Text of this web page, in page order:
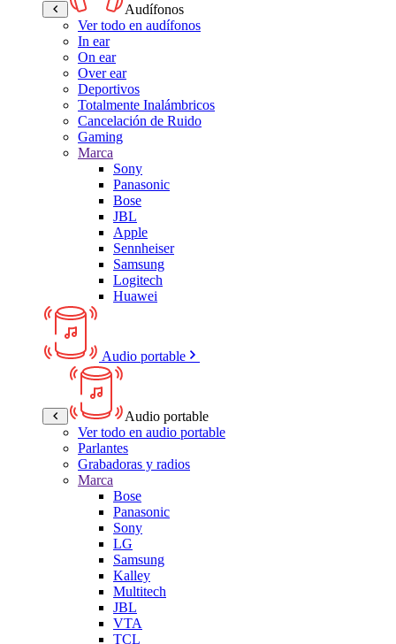
Audífonos
Ver todo en audífonos
In ear
On ear
Over ear
Deportivos
Totalmente Inalámbricos
Cancelación de Ruido
Gaming
Marca
Sony
Panasonic
Bose
JBL
Apple
Sennheiser
Samsung
Logitech
Huawei
Audio portable
Audio portable
Ver todo en audio portable
Parlantes
Grabadoras y radios
Marca
Bose
Panasonic
Sony
LG
Samsung
Kalley
Multitech
JBL
VTA
TCL